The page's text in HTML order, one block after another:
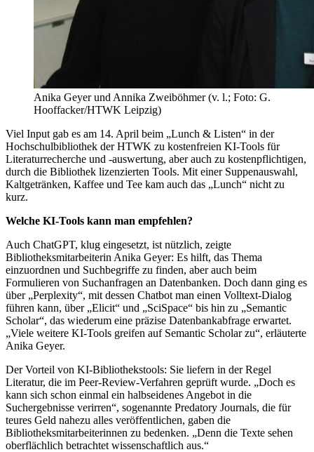
Anika Geyer und Annika Zweiböhmer (v. l.; Foto: G.
Hooffacker/HTWK Leipzig)
Viel Input gab es am 14. April beim „Lunch & Listen“ in der
Hochschulbibliothek der HTWK zu kostenfreien KI-Tools für
Literaturrecherche und -auswertung, aber auch zu kostenpflichtigen,
durch die Bibliothek lizenzierten Tools. Mit einer Suppenauswahl,
Kaltgetränken, Kaffee und Tee kam auch das „Lunch“ nicht zu
kurz.
Welche KI-Tools kann man empfehlen?
Auch ChatGPT, klug eingesetzt, ist nützlich, zeigte
Bibliotheksmitarbeiterin Anika Geyer: Es hilft, das Thema
einzuordnen und Suchbegriffe zu finden, aber auch beim
Formulieren von Suchanfragen an Datenbanken. Doch dann ging es
über „Perplexity“, mit dessen Chatbot man einen Volltext-Dialog
führen kann, über „Elicit“ und „SciSpace“ bis hin zu „Semantic
Scholar“, das wiederum eine präzise Datenbankabfrage erwartet.
„Viele weitere KI-Tools greifen auf Semantic Scholar zu“, erläuterte
Anika Geyer.
Der Vorteil von KI-Bibliothekstools: Sie liefern in der Regel
Literatur, die im Peer-Review-Verfahren geprüft wurde. „Doch es
kann sich schon einmal ein halbseidenes Angebot in die
Suchergebnisse verirren“, sogenannte Predatory Journals, die für
teures Geld nahezu alles veröffentlichen, gaben die
Bibliotheksmitarbeiterinnen zu bedenken. „Denn die Texte sehen
oberflächlich betrachtet wissenschaftlich aus.“